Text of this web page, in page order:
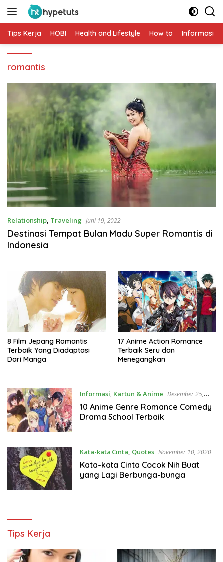
Langsung
Tips Kerja HOBI Health and Lifestyle How to Informasi
romantis
Relationship, Traveling Juni 19, 2022
Destinasi Tempat Bulan Madu Super Romantis di
Indonesia
8 Film Jepang Romantis
Terbaik Yang Diadaptasi
Dari Manga
17 Anime Action Romance
Terbaik Seru dan
Menegangkan
Informasi, Kartun & Anime Desember 25,
2021
10 Anime Genre Romance Comedy
Drama School Terbaik
Kata-kata Cinta, Quotes November 10, 2020
Kata-kata Cinta Cocok Nih Buat
yang Lagi Berbunga-bunga
Tips Kerja